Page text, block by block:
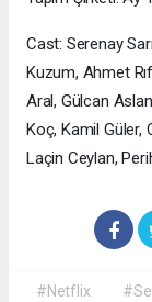
Cast: Serenay
Kuzum, Ahmet
Aral, Gülcan
Koç, Kamil Güler,
Laçin Ceylan,
#Netflix